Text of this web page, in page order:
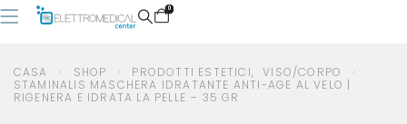
0
CASA SHOP PRODOTTI ESTETICI , VISO/CORPO
CASA SHOP PRODOTTI ESTETICI,
VISO/CORPO
STAMINALIS MASCHERA IDRATANTE ANTI-AGE AL VELO |
RIGENERA E IDRATA LA PELLE – 35 GR